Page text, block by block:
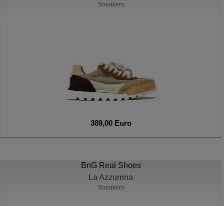
Sneakers
389,00 Euro
BnG Real Shoes
La Azzurrina
Sneakers